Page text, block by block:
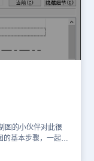
应压缩等创新技术，
加流畅、不卡顿。这
外，该软件还首创
全局掌握，全周期
卓越的兼容性，能
R12-2019
保持了主流的界面
不影响设计工作。
便。最后，浩辰
装上阵”，让用户
软件是一款功能强
个人用户还是企业
图的小伙伴对此很
的基本步骤，一起来